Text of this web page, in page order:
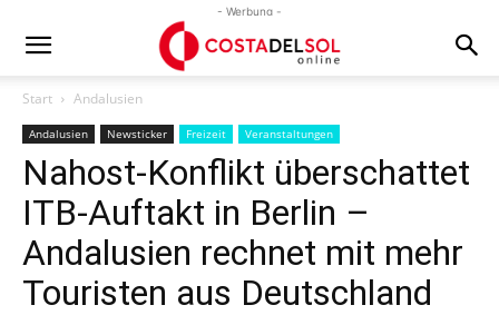
- Werbung -
Start Andalusien
Andalusien Newsticker Freizeit Veranstaltungen
Nahost-Konflikt überschattet
ITB-Auftakt in Berlin –
Andalusien rechnet mit mehr
Touristen aus Deutschland